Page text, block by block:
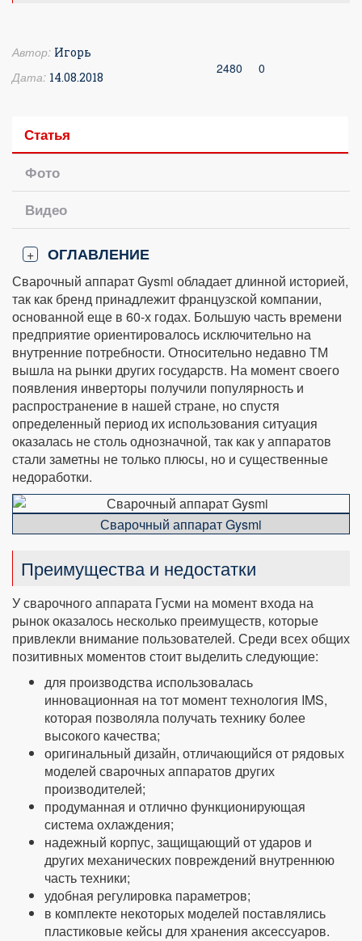
Автор: Игорь
Дата: 14.08.2018
2480 0
Статья
Фото
Видео
+ ОГЛАВЛЕНИЕ
Сварочный аппарат Gysmi обладает длинной историей,
так как бренд принадлежит французской компании,
основанной еще в 60-х годах. Большую часть времени
предприятие ориентировалось исключительно на
внутренние потребности. Относительно недавно ТМ
вышла на рынки других государств. На момент своего
появления инверторы получили популярность и
распространение в нашей стране, но спустя
определенный период их использования ситуация
оказалась не столь однозначной, так как у аппаратов
стали заметны не только плюсы, но и существенные
недоработки.
Сварочный аппарат Gysmi
Преимущества и недостатки
У сварочного аппарата Гусми на момент входа на
рынок оказалось несколько преимуществ, которые
привлекли внимание пользователей. Среди всех общих
позитивных моментов стоит выделить следующие:
для производства использовалась
инновационная на тот момент технология IMS,
которая позволяла получать технику более
высокого качества;
оригинальный дизайн, отличающийся от рядовых
моделей сварочных аппаратов других
производителей;
продуманная и отлично функционирующая
система охлаждения;
надежный корпус, защищающий от ударов и
других механических повреждений внутреннюю
часть техники;
удобная регулировка параметров;
в комплекте некоторых моделей поставлялись
пластиковые кейсы для хранения аксессуаров.